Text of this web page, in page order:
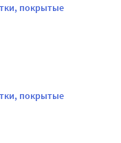
покрытые
покрытые